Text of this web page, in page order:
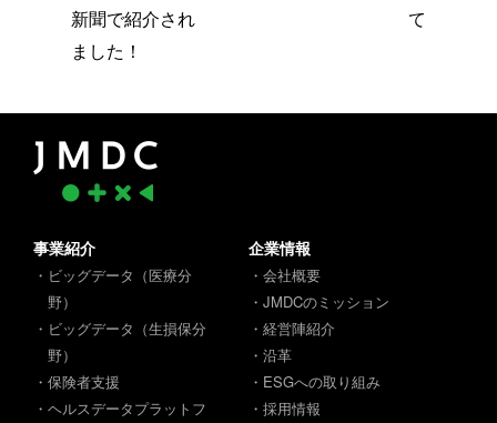
新聞で紹介され
ました！
て
事業紹介
・ビッグデータ（医療分
野）
・ビッグデータ（生損保分
野）
・保険者支援
・ヘルスデータプラットフ
企業情報
・会社概要
・JMDCのミッション
・経営陣紹介
・沿革
・ESGへの取り組み
・採用情報